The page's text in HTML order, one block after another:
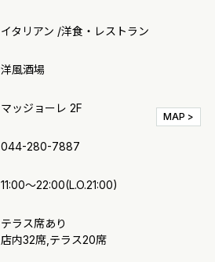
イタリアン /洋食・レストラン
洋風酒場
マッジョーレ 2F
MAP >
044-280-7887
11:00～22:00(L.O.21:00)
テラス席あり
店内32席,テラス20席